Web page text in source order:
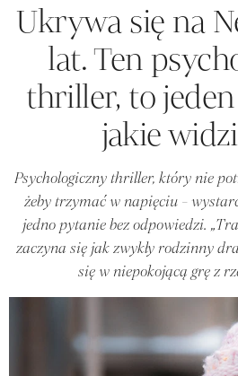
Ukrywa się na
lat. Ten
thriller, to
jakie
Psychologiczny thriller, który nie
żeby trzymać w napięciu -
jedno pytanie bez odpowiedzi.
zaczyna się jak zwykły rodzinny
się w niepokojącą grę z